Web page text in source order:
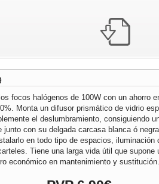
focos halógenos de 100W con un ahorro
Monta un difusor prismático de vidrio
el deslumbramiento, consiguiendo
junto con su delgada carcasa blanca ó
en todo tipo de espacios, iluminación
Tiene una larga vida útil que supone
económico en mantenimiento y sustitución.